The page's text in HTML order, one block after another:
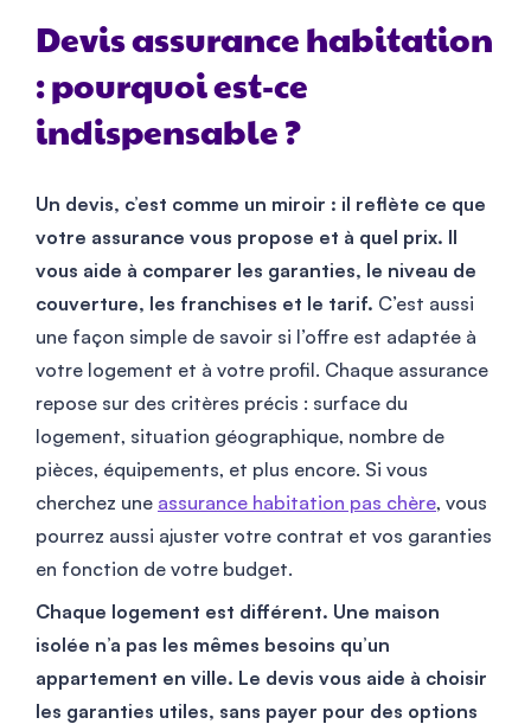
Devis assurance habitation
: pourquoi est-ce
indispensable ?
Un devis, c’est comme un miroir : il reflète ce que
votre assurance vous propose et à quel prix. Il
vous aide à comparer les garanties, le niveau de
couverture, les franchises et le tarif. C’est aussi
une façon simple de savoir si l’offre est adaptée à
votre logement et à votre profil. Chaque assurance
repose sur des critères précis : surface du
logement, situation géographique, nombre de
pièces, équipements, et plus encore. Si vous
cherchez une assurance habitation pas chère, vous
pourrez aussi ajuster votre contrat et vos garanties
en fonction de votre budget.
Chaque logement est différent. Une maison
isolée n’a pas les mêmes besoins qu’un
appartement en ville. Le devis vous aide à choisir
les garanties utiles, sans payer pour des options